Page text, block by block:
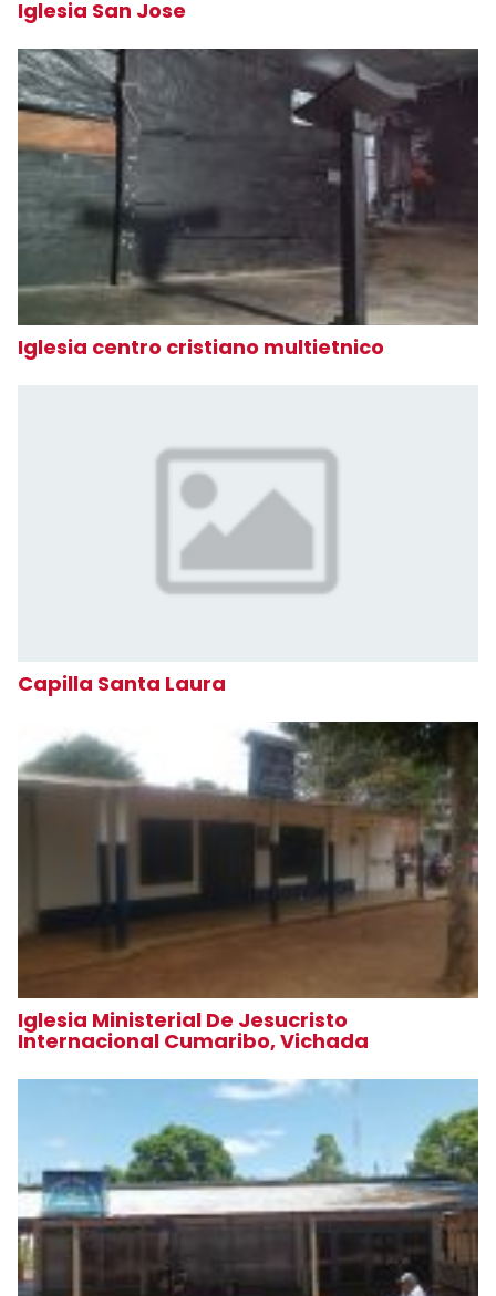
Iglesia San Jose
Iglesia centro cristiano multietnico
Capilla Santa Laura
Iglesia Ministerial De Jesucristo
Internacional Cumaribo, Vichada